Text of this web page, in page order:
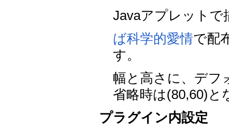
Javaアプレットで
ば科学的愛情で配
す。
幅と高さに、デフ
省略時は(80,60)と
プラグイン内設定